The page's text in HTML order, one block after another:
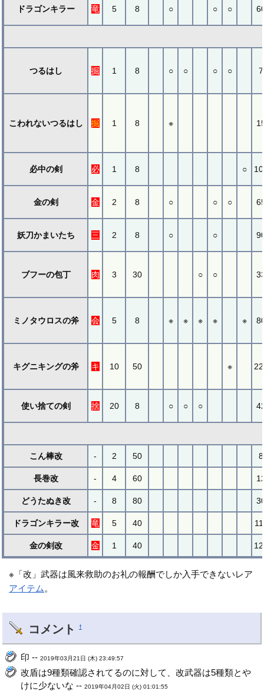
ドラゴンキラー 竜 5 8 ○ ○ ○
つるはし 掘 1 8 ○ ○ ○ ○
こわれないつるはし 掘 1 8 ※
必中の剣 必 1 8 ○
金の剣 金 2 8 ○ ○ ○
妖刀かまいたち 三 2 8 ○ ○
ブフーの包丁 肉 3 30 ○ ○
ミノタウロスの斧 会 5 8 ※ ※ ※ ※ ※
キグニキングの斧 キ 10 50 ※
使い捨ての剣 捨 20 8 ○ ○ ○
こん棒改 - 2 50
長巻改 - 4 60
どうたぬき改 - 8 80
ドラゴンキラー改 竜 5 40
金の剣改 金 1 40
※「改」武器は風来救助のお礼の報酬でしか入手できないレア
アイテム 。
コメント †
印 --2019年03月21日 (木) 23:49:57
改盾は9種類確認されてるのに対して、改武器は5種類とや
けに少ないな --2019年04月02日 (火) 01:01:55